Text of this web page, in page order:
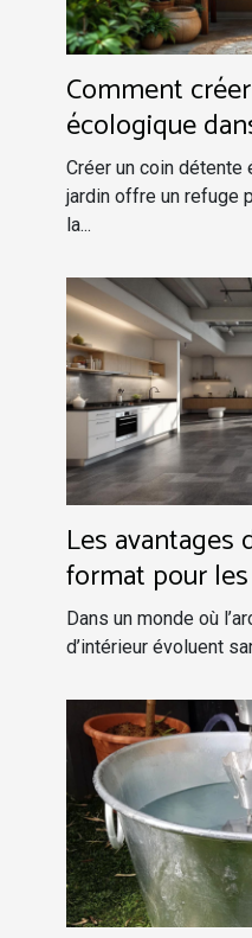
Comment
écologique
Créer un coin
jardin offre un refuge
la...
Les avantages
format pour
modernes
Dans un monde où
d’intérieur évoluent